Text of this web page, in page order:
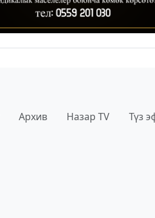
Архив Назар TV Түз